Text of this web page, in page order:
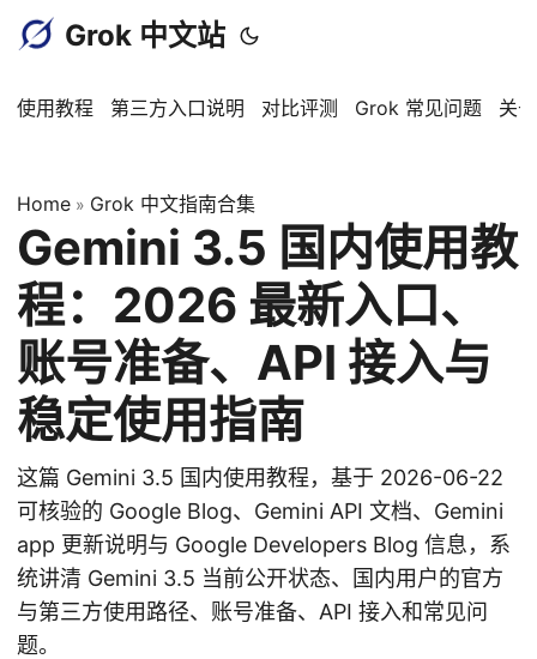
Grok 中文站
使用教程 第三方入口说明 对比评测 Grok 常见问题 关
Home » Grok 中文指南合集
Gemini 3.5 国内使用教
程：2026 最新入口、
账号准备、API 接入与
稳定使用指南
这篇 Gemini 3.5 国内使用教程，基于 2026-06-22
可核验的 Google Blog、Gemini API 文档、Gemini
app 更新说明与 Google Developers Blog 信息，系
统讲清 Gemini 3.5 当前公开状态、国内用户的官方
与第三方使用路径、账号准备、API 接入和常见问
题。